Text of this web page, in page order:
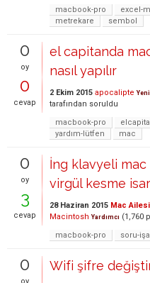
macbook-pro excel-
metrekare
sembol
0
oy
0
cevap
el capitanda
nasıl yapılır
2 Ekim 2015 apocalipte
tarafından soruldu
macbook-pro
yardım-lütfen
mac
0
oy
3
cevap
İng klavyeli
virgül kesme
28 Haziran 2015 Mac Ailesi
Macintosh Yardımcı (1,760
macbook-pro
soru-
0
oy
Wifi şifre